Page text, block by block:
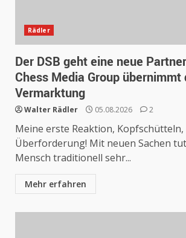
Rädler
Der DSB geht eine neue
Chess Media Group übernimmt
Vermarktung
Walter Rädler 05.08.2026 2
Meine erste Reaktion, Kopfschütteln,
Überforderung! Mit neuen Sachen
Mensch traditionell sehr...
Mehr erfahren